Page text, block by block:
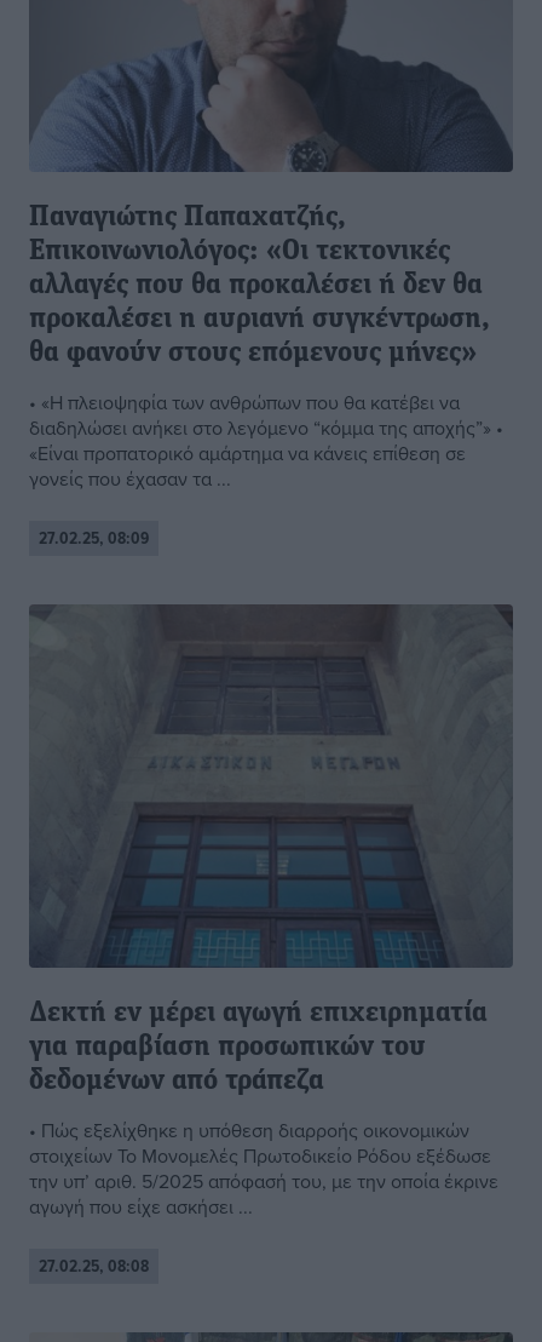
Παναγιώτης Παπαχατζής,
Επικοινωνιολόγος: «Οι τεκτονικές
αλλαγές που θα προκαλέσει ή δεν θα
προκαλέσει η αυριανή συγκέντρωση,
θα φανούν στους επόμενους μήνες»
• «Η πλειοψηφία των ανθρώπων που θα κατέβει να
διαδηλώσει ανήκει στο λεγόμενο “κόμμα της αποχής”» •
«Είναι προπατορικό αμάρτημα να κάνεις επίθεση σε
γονείς που έχασαν τα ...
27.02.25, 08:09
Δεκτή εν μέρει αγωγή επιχειρηματία
για παραβίαση προσωπικών του
δεδομένων από τράπεζα
• Πώς εξελίχθηκε η υπόθεση διαρροής οικονομικών
στοιχείων Το Μονομελές Πρωτοδικείο Ρόδου εξέδωσε
την υπ’ αριθ. 5/2025 απόφασή του, με την οποία έκρινε
αγωγή που είχε ασκήσει ...
27.02.25, 08:08